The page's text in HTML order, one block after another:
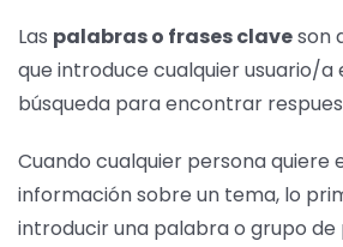
Las palabras o frases claveson
que introduce cualquier usuario/a
búsqueda para encontrar
Cuando cualquier persona quiere
información sobre un tema, lo
introducir una palabra o grupo